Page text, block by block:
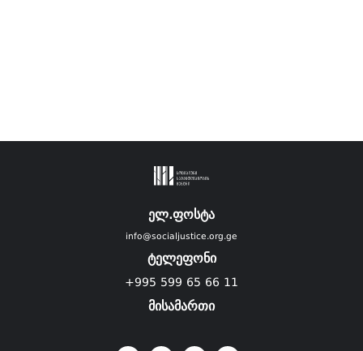
ელ.ფოსტა
info@socialjustice.org.ge
ტელეფონი
+995 599 65 66 11
მისამართი